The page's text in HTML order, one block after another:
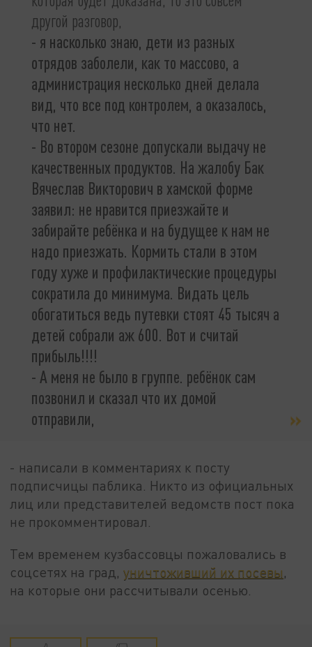
другой разговор,
- я насколько знаю, дети из разных
отрядов заболели, как то массово, а
администрация несколько дней делала
вид, что все под контролем, а оказалось,
что нет.
- Во втором сезоне допускали выдачу не
качественных продуктов. На жалобу Бак
Вячеслав Викторович в хамской форме
заявил: не нравится приезжайте и
забирайте ребёнка и на будущее к нам не
надо приезжать. Кормить стали в этом
году хуже и профилактические процедуры
сократила до минимума. Видать цель
обогатиться ведь путевки стоят 45 тысяч а
детей собрали аж 600. Вот и считай
прибыль!!!!
- А меня не было в группе. ребёнок сам
позвонил и сказал что их домой
отправили,
- написали в комментариях к посту
подписчицы паблика. Никто из официальных
лиц или представителей ведомств пост пока
не прокомментировал.
Тем временем кузбассовцы пожаловались в
соцсетях на град,уничтоживший их посевы
на которые они рассчитывали осенью.